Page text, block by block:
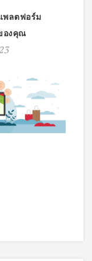
พลตฟอร์ม
องคุณ